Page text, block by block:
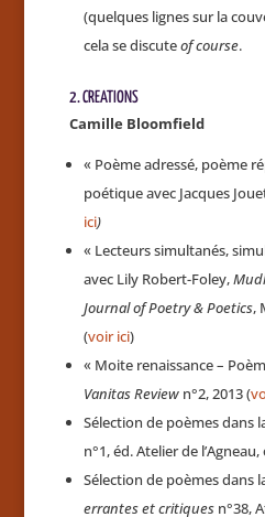
(quelques lignes sur la
cela se discuteof course.
2. CREATIONS
Camille Bloomfield
« Poème adressé, poème
poétique avec Jacques
ici)
« Lecteurs simultanés,
avec Lily Robert-Foley,
Journal of Poetry & Poetics,
(voir ici)
« Moite renaissance –
Vanitas Reviewn°2, 2013 (
Sélection de poèmes dans
n°1, éd. Atelier de
Sélection de poèmes dans
errantes et critiquesn°38,